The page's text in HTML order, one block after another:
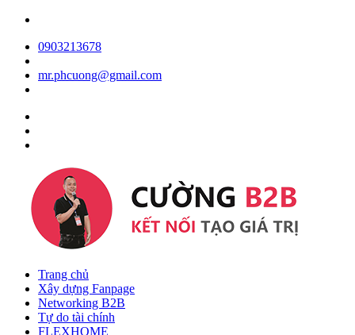
0903213678
mr.phcuong@gmail.com
Trang chủ
Xây dựng Fanpage
Networking B2B
Tự do tài chính
FLEXHOME